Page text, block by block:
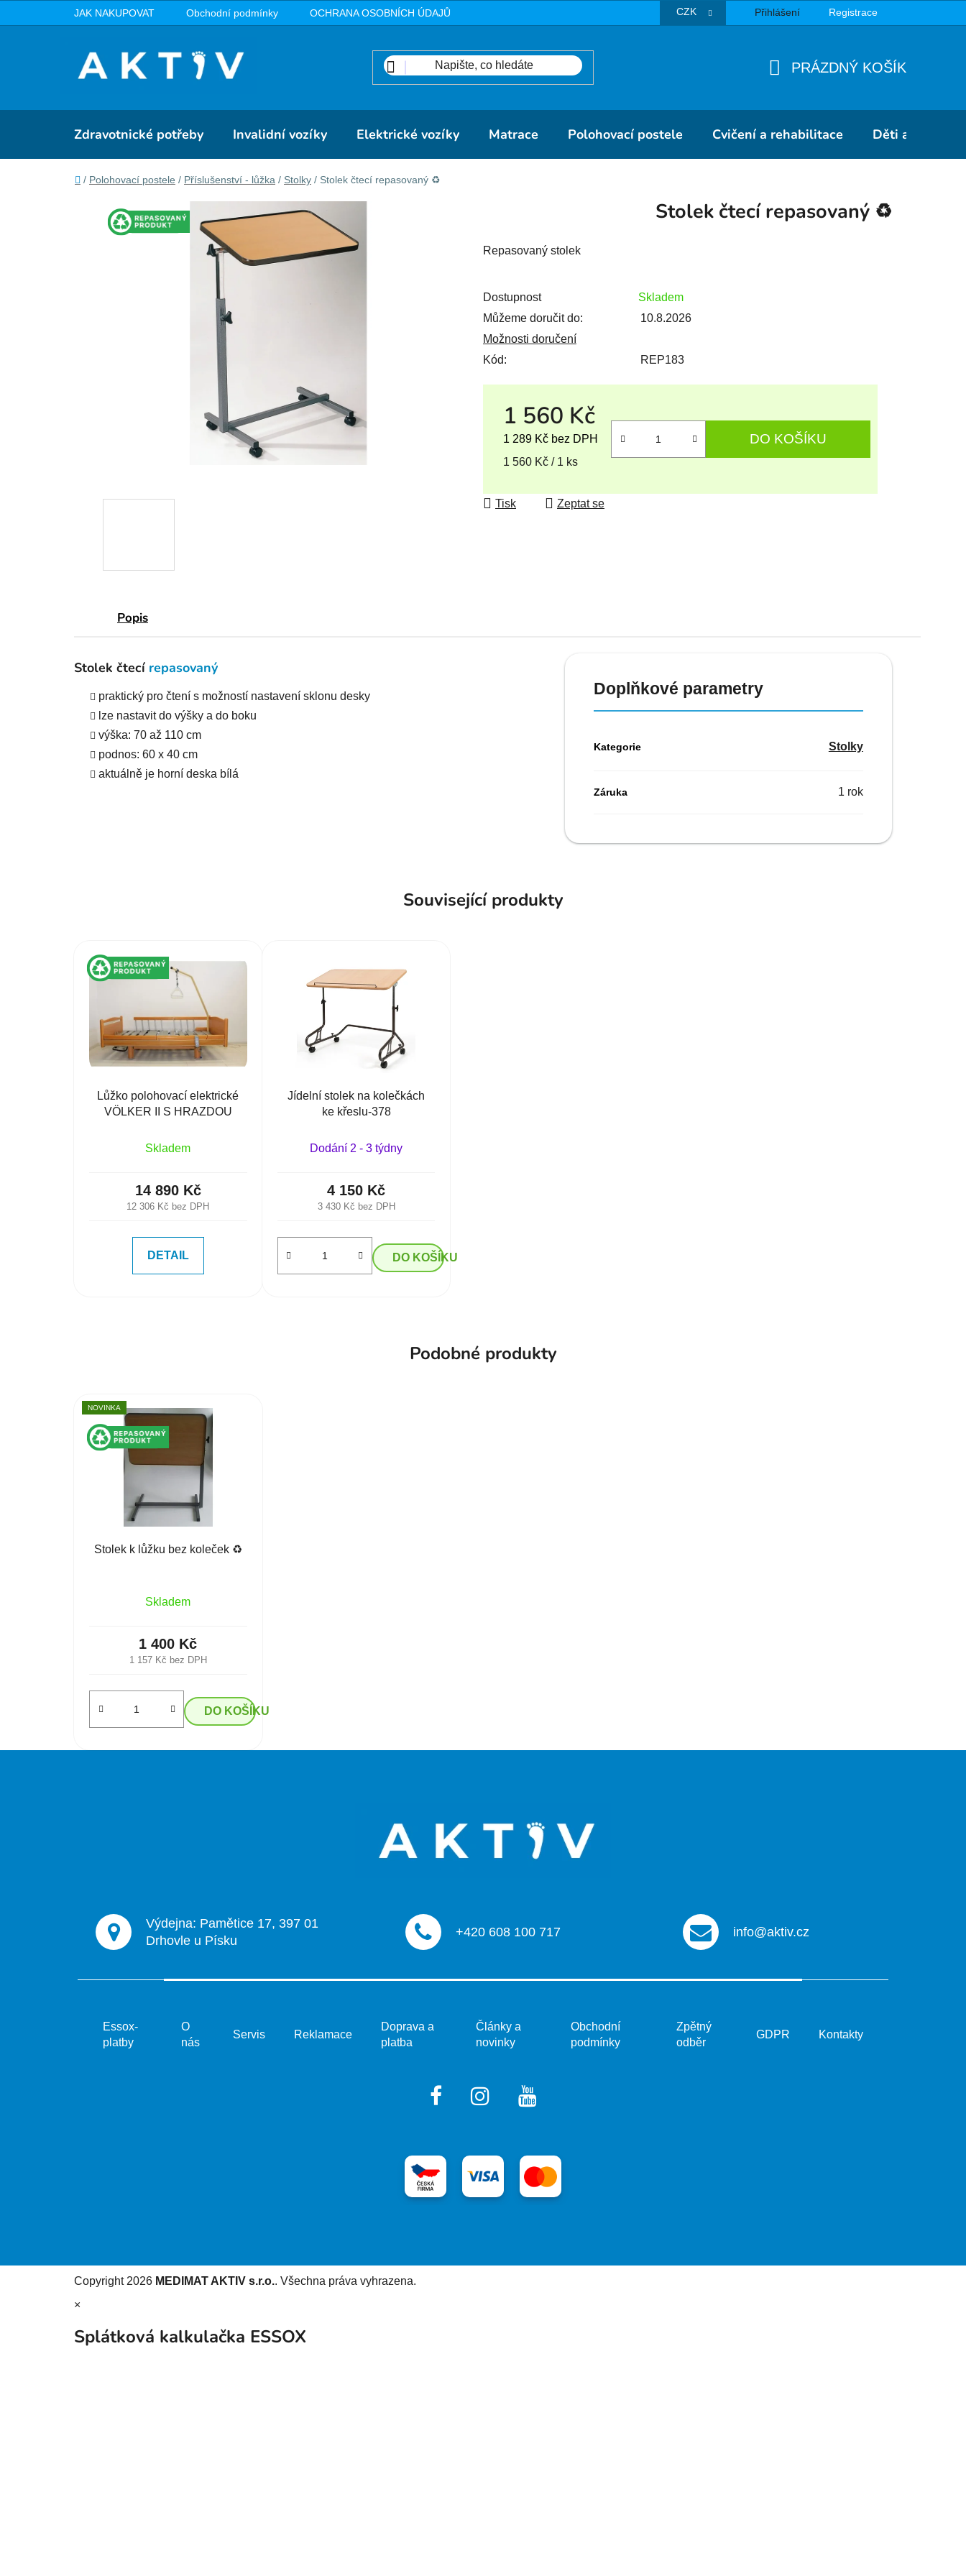
na
JAK NAKUPOVAT Obchodní podmínky OCHRANA OSOBNÍCH ÚDAJŮ CZK Přihlášení Registrace
PRÁZDNÝ KOŠÍK
Zdravotnické potřeby Invalidní vozíky Elektrické vozíky Matrace Polohovací postele Cvičení a rehabilitace Děti a školky
Domů
/ Polohovací postele / Příslušenství - lůžka / Stolky / Stolek čtecí repasovaný ♻️
Stolek čtecí repasovaný ♻️
Repasovaný stolek
Dostupnost
Skladem
Můžeme doručit do:
10.8.2026
Možnosti doručení
Kód:
REP183
1 560 Kč
1 289 Kč bez DPH
Měrná cena:
1 560 Kč / 1 ks
DO KOŠÍKU
Tisk Zeptat se
Popis
Stolek čtecí repasovaný
praktický pro čtení s možností nastavení sklonu desky
lze nastavit do výšky a do boku
výška: 70 až 110 cm
podnos: 60 x 40 cm
aktuálně je horní deska bílá
Doplňkové parametry
Kategorie Stolky
Záruka 1 rok
Související produkty
Lůžko polohovací elektrické
VÖLKER II S HRAZDOU
Skladem
12 306 Kč bez DPH
14 890 Kč
DETAIL
Jídelní stolek na kolečkách
ke křeslu-378
Dodání 2 - 3 týdny
3 430 Kč bez DPH
4 150 Kč
DO KOŠÍKU
Podobné produkty
NOVINKA
Stolek k lůžku bez koleček ♻️
Skladem
1 157 Kč bez DPH
1 400 Kč
DO KOŠÍKU
Výdejna: Pamětice 17, 397 01
Drhovle u Písku
+420 608 100 717 info@aktiv.cz
Essox-
platby
O
nás
Servis Reklamace
Doprava a
platba
Články a
novinky
Obchodní
podmínky
Zpětný
odběr
GDPR Kontakty
Copyright 2026 MEDIMAT AKTIV s.r.o.. Všechna práva vyhrazena.
×
Splátková kalkulačka ESSOX